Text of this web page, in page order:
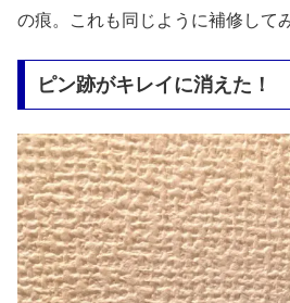
の痕。これも同じように補修して
ピン跡がキレイに消えた！